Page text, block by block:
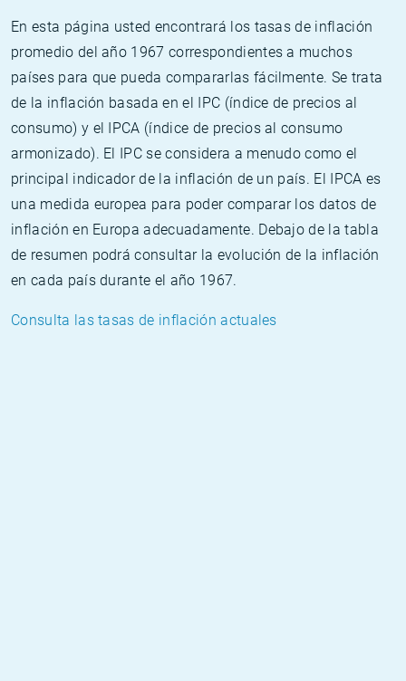
En esta página usted encontrará los tasas de inflación
promedio del año 1967 correspondientes a muchos
países para que pueda compararlas fácilmente. Se trata
de la inflación basada en el IPC (índice de precios al
consumo) y el IPCA (índice de precios al consumo
armonizado). El IPC se considera a menudo como el
principal indicador de la inflación de un país. El IPCA es
una medida europea para poder comparar los datos de
inflación en Europa adecuadamente. Debajo de la tabla
de resumen podrá consultar la evolución de la inflación
en cada país durante el año 1967.
Consulta las tasas de inflación actuales